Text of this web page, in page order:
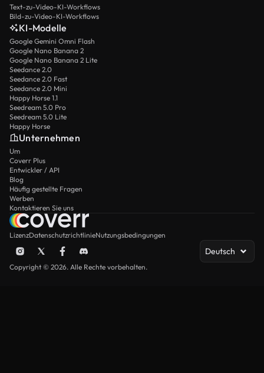
Text-zu-Video-KI-Workflows
Bild-zu-Video-KI-Workflows
KI-Modelle
Google Gemini Omni Flash
Google Nano Banana 2
Google Nano Banana 2 Lite
Seedance 2.0
Seedance 2.0 Fast
Seedance 2.0 Mini
Happy Horse 1.1
Seedream 5.0 Pro
Seedream 5.0 Lite
Happy Horse
Unternehmen
Um
Coverr Plus
Entwickler / API
Blog
Häufig gestellte Fragen
Werben
Kontaktieren Sie uns
LizenzDatenschutzrichtlinieNutzungsbedingungen
Deutsch
Copyright © 2026. Alle Rechte vorbehalten.